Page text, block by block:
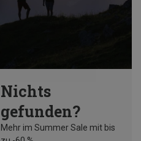
Nichts
gefunden?
Mehr im Summer Sale mit bis